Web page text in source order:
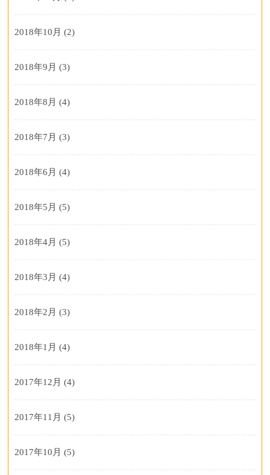
2018年10月 (2)
2018年9月 (3)
2018年8月 (4)
2018年7月 (3)
2018年6月 (4)
2018年5月 (5)
2018年4月 (5)
2018年3月 (4)
2018年2月 (3)
2018年1月 (4)
2017年12月 (4)
2017年11月 (5)
2017年10月 (5)